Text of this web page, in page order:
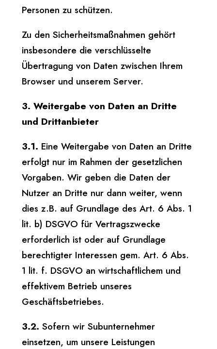
Personen zu schützen.
Zu den Sicherheitsmaßnahmen gehört
insbesondere die verschlüsselte
Übertragung von Daten zwischen Ihrem
Browser und unserem Server.
3. Weitergabe von Daten an Dritte
und Drittanbieter
3.1. Eine Weitergabe von Daten an Dritte
erfolgt nur im Rahmen der gesetzlichen
Vorgaben. Wir geben die Daten der
Nutzer an Dritte nur dann weiter, wenn
dies z.B. auf Grundlage des Art. 6 Abs. 1
lit. b) DSGVO für Vertragszwecke
erforderlich ist oder auf Grundlage
berechtigter Interessen gem. Art. 6 Abs.
1 lit. f. DSGVO an wirtschaftlichem und
effektivem Betrieb unseres
Geschäftsbetriebes.
3.2. Sofern wir Subunternehmer
einsetzen, um unsere Leistungen